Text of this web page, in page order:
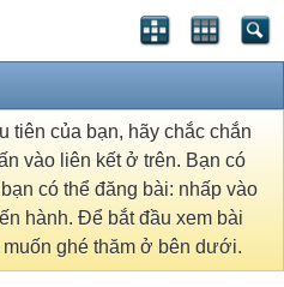
tiên của bạn, hãy chắc chắn
vào liên kết ở trên. Bạn có
có thể đăng bài: nhấp vào
hành. Để bắt đầu xem bài
ghé thăm ở bên dưới.